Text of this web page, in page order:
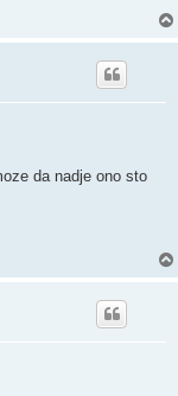
da nadje ono sto